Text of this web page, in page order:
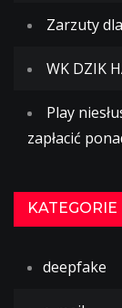
Zarzuty
WK DZIK
Play
zapłacić
KATEGORIE
deepfake